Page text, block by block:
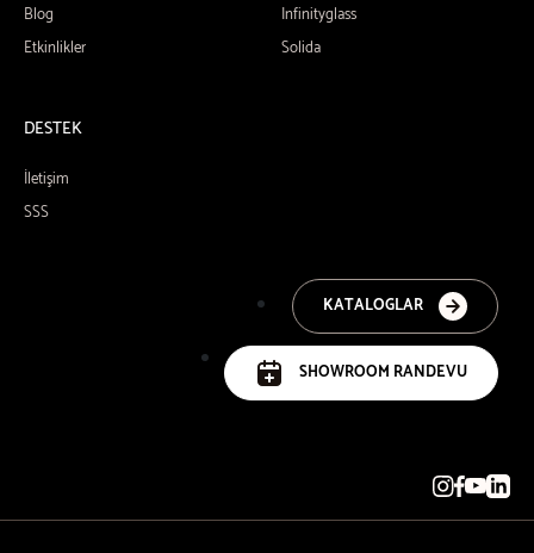
Blog
Etkinlikler
Infinityglass
Solida
DESTEK
İletişim
SSS
KATALOGLAR
SHOWROOM RANDEVU